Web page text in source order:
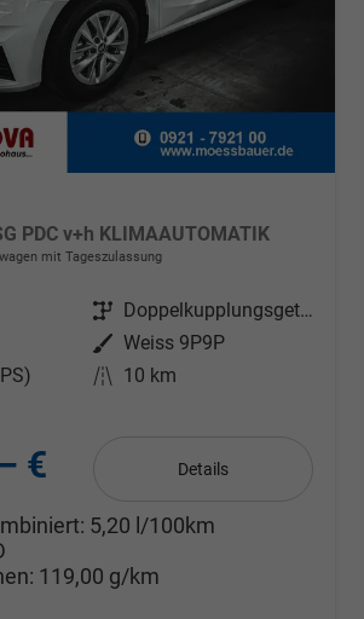
PDC v+h KLIMAAUTOMATIK
mit Tageszulassung
Getriebe
Doppelkupplungsgetriebe (DSG)
Außenfarbe Weiss 9P9P
Kilometerstand 10 km
€ Details
5,20 l/100km
119,00 g/km